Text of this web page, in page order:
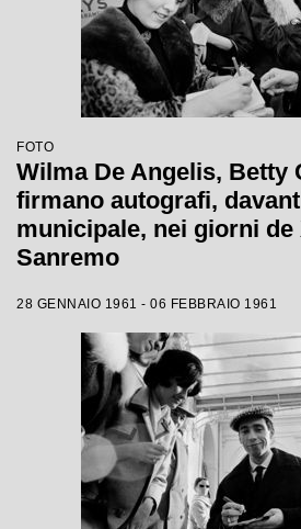
FOTO
Wilma De Angelis, Betty
firmano autografi,
municipale, nei giorni de
Sanremo
28 GENNAIO 1961 - 06 FEBBRAIO 1961